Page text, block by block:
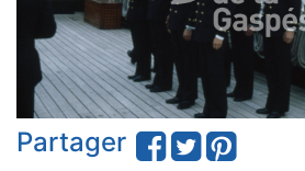
Partager